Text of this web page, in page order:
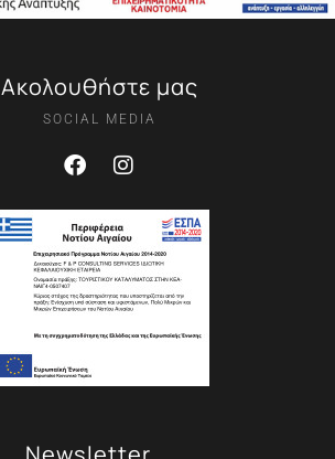
Ακολουθήστε μας
SOCIAL MEDIA